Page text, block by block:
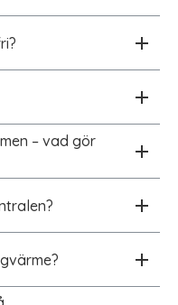
– vad gör